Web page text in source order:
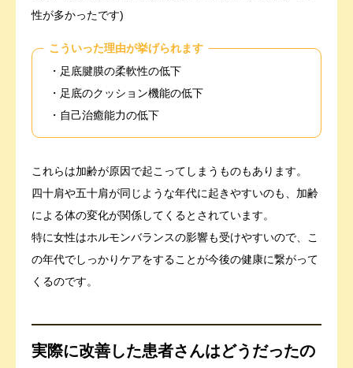
性が多かったです)
こういった理由が挙げられます
・足底腱膜の柔軟性の低下
・足底のクッション機能の低下
・自己治癒能力の低下
これらは加齢が原因で起こってしまうものもあります。
四十肩や五十肩が同じような年代に起きやすいのも、加齢
による体の変化が関係してくるとされています。
特に女性はホルモンバランスの影響も受けやすいので、こ
の年代でしっかりケアをすることが今後の健康に繋がって
くるのです。
実際に改善した患者さんはどうだったの